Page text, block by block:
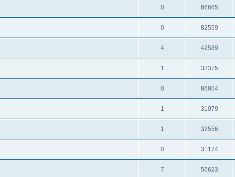
0 86665
0 82559
4 42589
1 32375
0 86804
1 31079
1 32556
0 31174
7 56623